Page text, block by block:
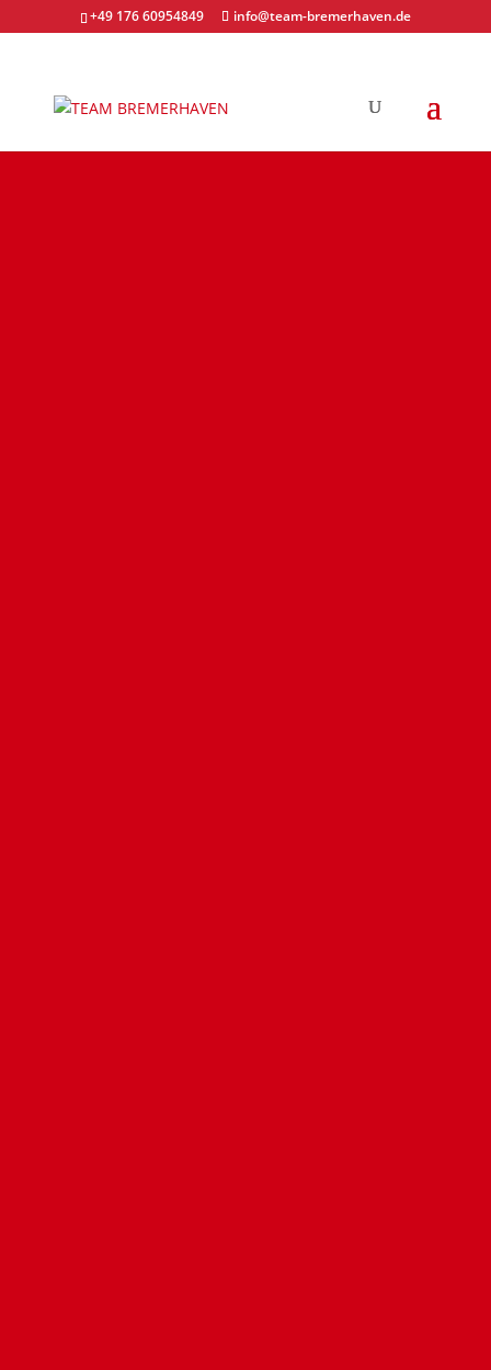
+49 176 60954849 info@team-bremerhaven.de